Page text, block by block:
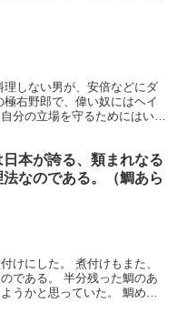
しない男が、安倍などにダ
右野郎で、偉い奴にはヘイ
分の立場を守るためにはいく
本が誇る、類まれなる
なのである。（鯛あら
けにした。 煮付けもまた、
である。 半分残った鯛のあ
うかと思っていた。 鯛めし